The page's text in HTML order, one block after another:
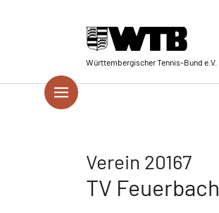
Württembergischer Tennis-Bund e.V.
Verein 20167
TV Feuerbach